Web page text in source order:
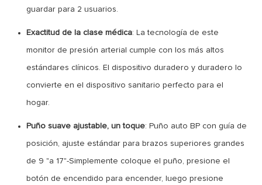
guardar para 2 usuarios.
Exactitud de la clase médica: La tecnología de este
monitor de presión arterial cumple con los más altos
estándares clínicos. El dispositivo duradero y duradero lo
convierte en el dispositivo sanitario perfecto para el
hogar.
Puño suave ajustable, un toque: Puño auto BP con guía de
posición, ajuste estándar para brazos superiores grandes
de 9 "a 17"-Simplemente coloque el puño, presione el
botón de encendido para encender, luego presione